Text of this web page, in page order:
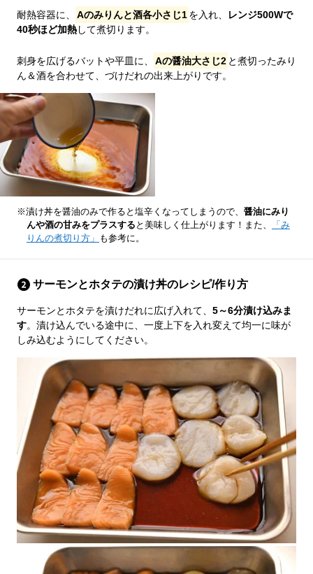
耐熱容器に、 Aのみりんと酒各小さじ1を入れ、
レンジ500Wで
40秒ほど加熱して煮切ります。
刺身を広げるバットや平皿に、 Aの醤油大さじ2 と煮切ったみり
ん＆酒を合わせて、づけだれの出来上がりです。
※漬け丼を醤油のみで作ると塩辛くなってしまうので、 醤油にみり
んや酒の甘みをプラスする と美味しく仕上がります！また、
「み
りんの煮切り方」 も参考に。
サーモンとホタテの漬け丼のレシピ/作り方
サーモンとホタテを漬けだれに広げ入れて、 5～6分漬け込みま
す。漬け込んでいる途中に、一度上下を入れ変えて均一に味が
しみ込むようにしてください。